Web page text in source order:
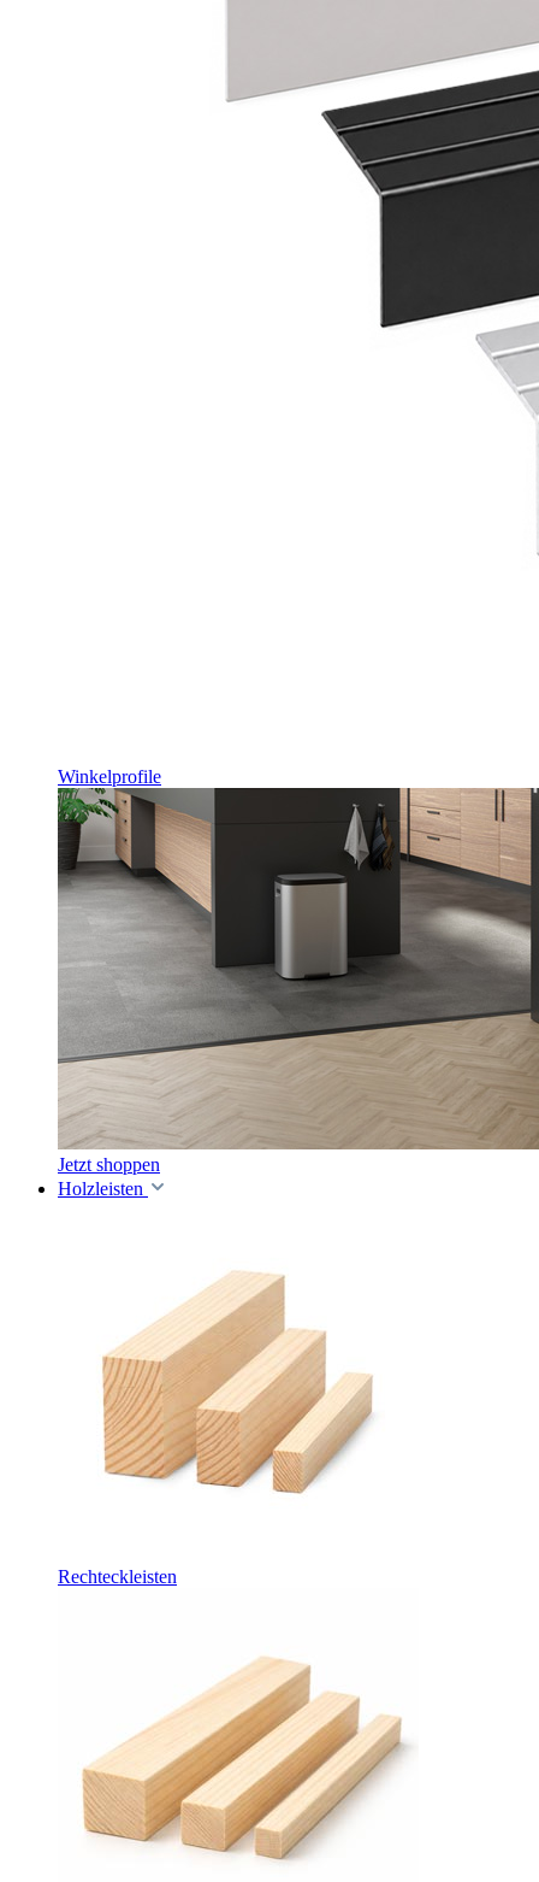
Winkelprofile
Jetzt shoppen
Holzleisten
Rechteckleisten